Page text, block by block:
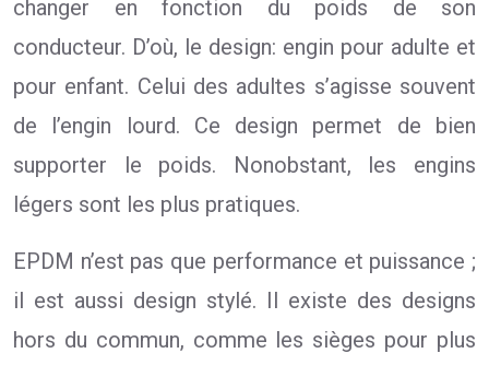
changer en fonction du poids de son
conducteur. D’où, le design: engin pour adulte et
pour enfant. Celui des adultes s’agisse souvent
de l’engin lourd. Ce design permet de bien
supporter le poids. Nonobstant, les engins
légers sont les plus pratiques.
EPDM n’est pas que performance et puissance ;
il est aussi design stylé. Il existe des designs
hors du commun, comme les sièges pour plus